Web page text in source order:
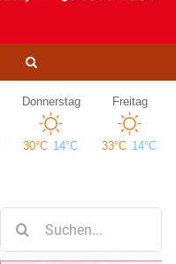
nach: